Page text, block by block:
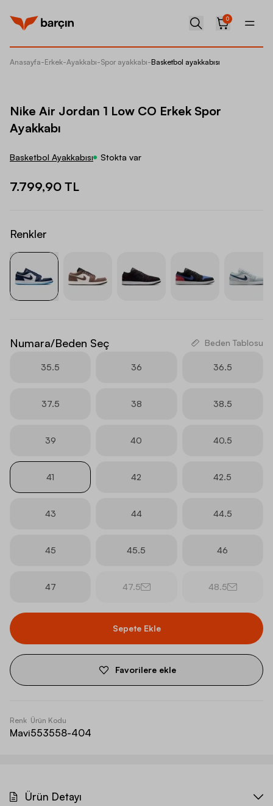
0
Anasayfa-Erkek-Ayakkabı-Spor ayakkabı-Basketbol ayakkabısı
Nike Air Jordan 1 Low CO Erkek Spor
Ayakkabı
Basketbol Ayakkabısı Stokta var
7.799,90 TL
Renkler
Numara/Beden Seç Beden Tablosu
35.5 36 36.5
37.5 38 38.5
39 40 40.5
41 42 42.5
43 44 44.5
45 45.5 46
47 47.5 48.5
Sepete Ekle
Favorilere ekle
Renk
Mavi
Ürün Kodu
553558-404
Ürün Detayı